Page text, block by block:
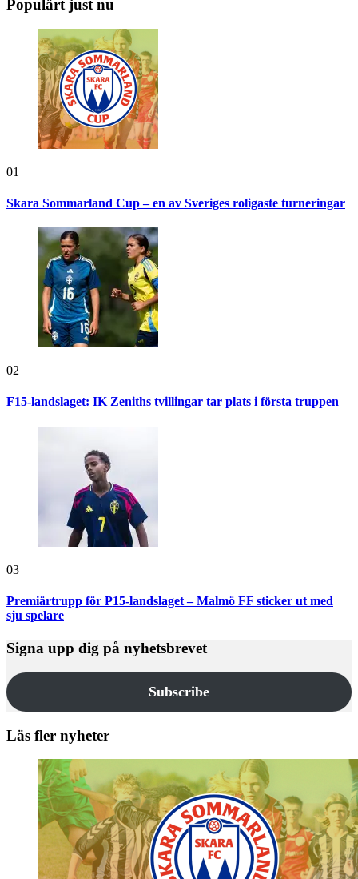
Populärt just nu
01
Skara Sommarland Cup – en av Sveriges roligaste turneringar
02
F15-landslaget: IK Zeniths tvillingar tar plats i första truppen
03
Premiärtrupp för P15-landslaget – Malmö FF sticker ut med
sju spelare
Signa upp dig på nyhetsbrevet
Subscribe
Läs fler nyheter